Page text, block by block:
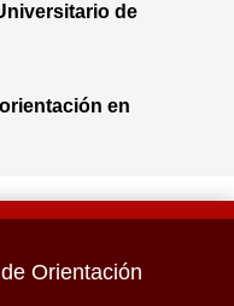
de
en
Orientación